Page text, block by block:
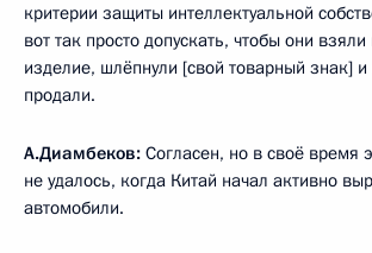
критерии защиты интеллектуальной
вот так просто допускать, чтобы они
изделие, шлёпнули [свой товарный знак]
продали.
А.Диамбеков: Согласен, но в своё время
не удалось, когда Китай начал активно
автомобили.